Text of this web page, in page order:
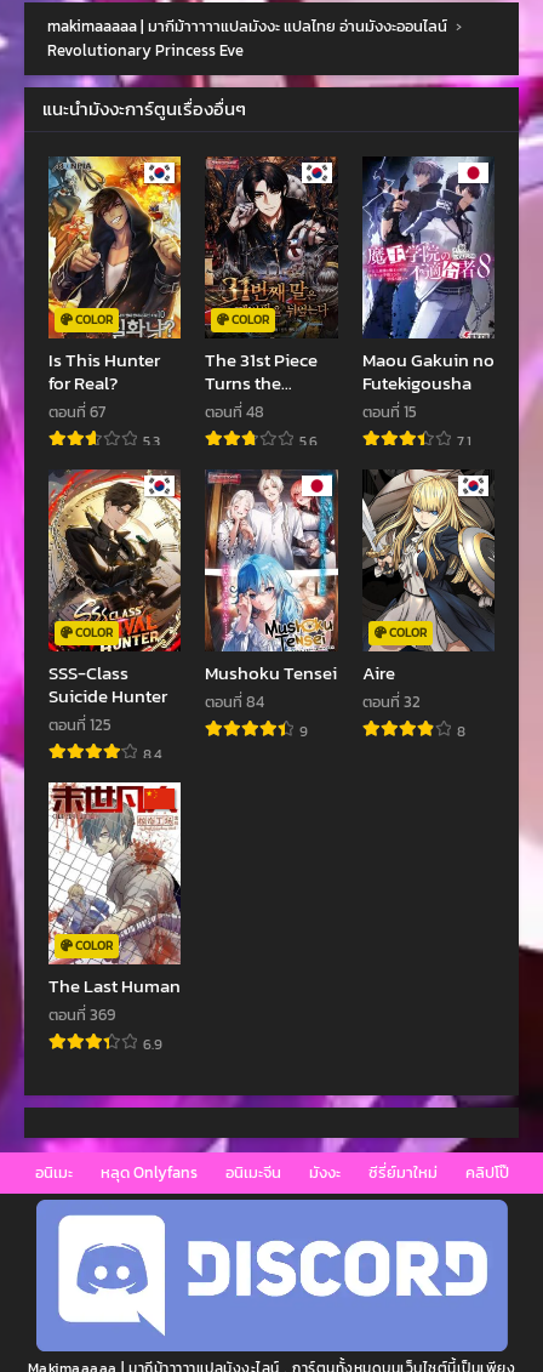
ตอนที่ 13
มีนาคม 23, 2022
ตอนที่ 12
มีนาคม 23, 2022
ตอนที่ 11
มีนาคม 23, 2022
ตอนที่ 10
ตอนที่ 9
มีนาคม 17, 2022
ตอนที่ 8
มีนาคม 17, 2022
ตอนที่ 7
มีนาคม 16, 2022
ตอนที่ 6
มีนาคม 15, 2022
ตอนที่ 5
มีนาคม 14, 2022
ตอนที่ 4
มีนาคม 13, 2022
ตอนที่ 3
มีนาคม 13, 2022
ตอนที่ 2
มีนาคม 13, 2022
ตอนที่ 1
มีนาคม 13, 2022
makimaaaaa | มากีม้าาาาาแปลมังงะ แปลไทย อ่านมังงะออนไลน์ ›
Revolutionary Princess Eve
แนะนำมังงะการ์ตูนเรื่องอื่นๆ
COLOR
Is This Hunter
for Real?
ตอนที่ 67
5.3
COLOR
The 31st Piece
Turns the
Tables
ตอนที่ 48
5.6
Maou Gakuin no
Futekigousha
ตอนที่ 15
7.1
COLOR
SSS-Class
Suicide Hunter
ตอนที่ 125
8.4
Mushoku Tensei
ตอนที่ 84
9
COLOR
Aire
ตอนที่ 32
8
COLOR
The Last Human
ตอนที่ 369
6.9
อนิเมะ หลุด Onlyfans อนิเมะจีน มังงะ ซีรี่ย์มาใหม่ คลิปโป๊